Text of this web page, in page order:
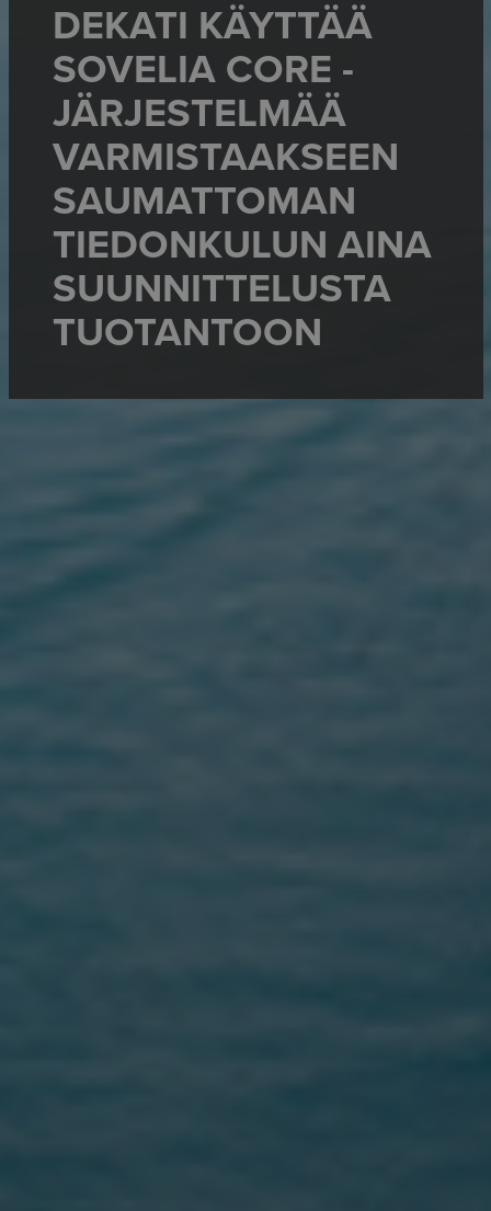
DEKATI KÄYTTÄÄ
SOVELIA CORE -
JÄRJESTELMÄÄ
VARMISTAAKSEEN
SAUMATTOMAN
TIEDONKULUN AINA
SUUNNITTELUSTA
TUOTANTOON